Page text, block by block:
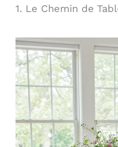
1. Le Chemin de